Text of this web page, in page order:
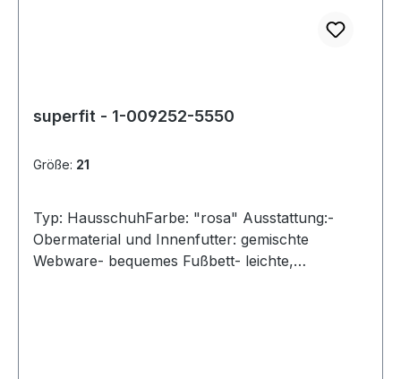
superfit - 1-009252-5550
Größe: 21
Typ: HausschuhFarbe: "rosa" Ausstattung:-
Obermaterial und Innenfutter: gemischte
Webware- bequemes Fußbett- leichte,